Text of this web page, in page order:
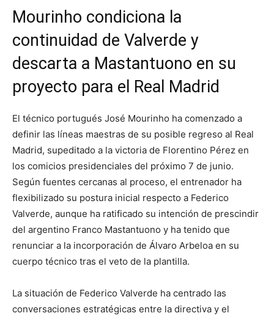
Mourinho condiciona la
continuidad de Valverde y
descarta a Mastantuono en su
proyecto para el Real Madrid
El técnico portugués José Mourinho ha comenzado a
definir las líneas maestras de su posible regreso al Real
Madrid, supeditado a la victoria de Florentino Pérez en
los comicios presidenciales del próximo 7 de junio.
Según fuentes cercanas al proceso, el entrenador ha
flexibilizado su postura inicial respecto a Federico
Valverde, aunque ha ratificado su intención de prescindir
del argentino Franco Mastantuono y ha tenido que
renunciar a la incorporación de Álvaro Arbeloa en su
cuerpo técnico tras el veto de la plantilla.
La situación de Federico Valverde ha centrado las
conversaciones estratégicas entre la directiva y el